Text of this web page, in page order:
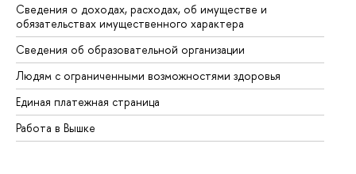
Сведения о доходах, расходах, об имуществе и
обязательствах имущественного характера
Сведения об образовательной организации
Людям с ограниченными возможностями здоровья
Единая платежная страница
Работа в Вышке